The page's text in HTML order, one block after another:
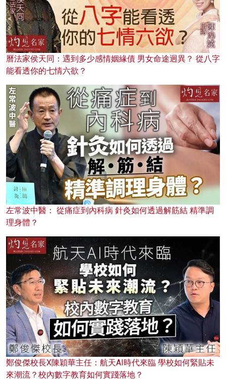
曆法家侯天同：遇到多少感情姻緣債 男女命途迥異？ 從八字
能看透你的七情六欲？
左常波中醫： 從痛症到內科病 針灸如何透過解筋結 精準調
理身體？
鄭俊傑校長X陳穎華主任：航天AI時代來臨 學校如何緊貼未
來潮流？校內數字教育如何實踐落地？